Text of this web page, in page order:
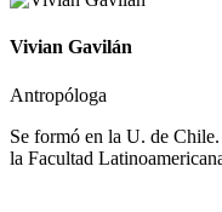
Vivian Gavilán
Antropóloga
Se formó en la U. de
la Facultad